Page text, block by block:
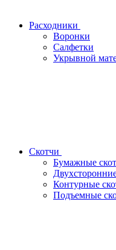
Расходники
Воронки
Салфетки
Укрывной
Скотчи
Бумажные
Контурные
Подъемные